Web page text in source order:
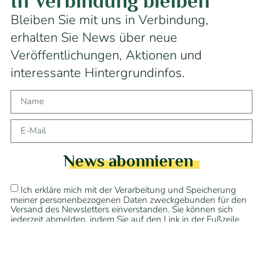
Bleiben Sie mit uns in Verbindung,
erhalten Sie News über neue
Veröffentlichungen, Aktionen und
interessante Hintergrundinfos.
Ich erkläre mich mit der Verarbeitung und Speicherung
meiner personenbezogenen Daten zweckgebunden für den
Versand des Newsletters einverstanden. Sie können sich
jederzeit abmelden, indem Sie auf den Link in der Fußzeile
News abonnieren